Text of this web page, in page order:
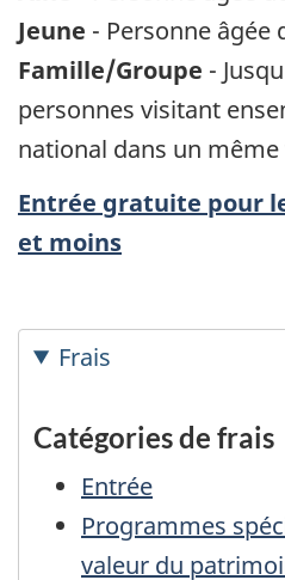
Jeune - Personne âgée
Famille/Groupe -
personnes visitant
national dans un même
Entrée gratuite pour
et moins
Catégories de frais
Entrée
Programmes
valeur du
Frais